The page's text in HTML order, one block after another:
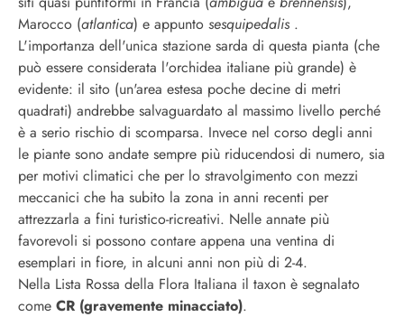
Marocco (atlantica) e appunto sesquipedalis .
L'importanza dell'unica stazione sarda di questa pianta (che
può essere considerata l'orchidea italiane più grande) è
evidente: il sito (un'area estesa poche decine di metri
quadrati) andrebbe salvaguardato al massimo livello perché
è a serio rischio di scomparsa. Invece nel corso degli anni
le piante sono andate sempre più riducendosi di numero, sia
per motivi climatici che per lo stravolgimento con mezzi
meccanici che ha subito la zona in anni recenti per
attrezzarla a fini turistico-ricreativi. Nelle annate più
favorevoli si possono contare appena una ventina di
esemplari in fiore, in alcuni anni non più di 2-4.
Nella Lista Rossa della Flora Italiana il taxon è segnalato
come CR (gravemente minacciato).